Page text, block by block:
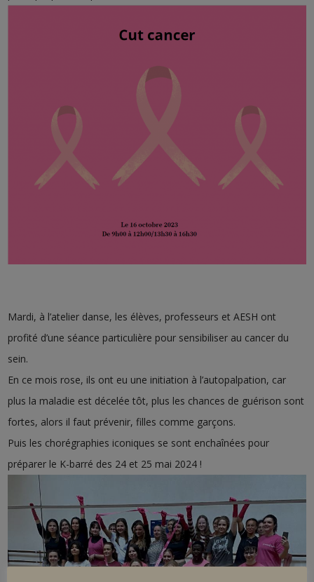
Mardi, à l’atelier danse, les élèves, professeurs et AESH ont
profité d’une séance particulière pour sensibiliser au cancer du
sein.
En ce mois rose, ils ont eu une initiation à l’autopalpation, car
plus la maladie est décelée tôt, plus les chances de guérison sont
fortes, alors il faut prévenir, filles comme garçons.
Puis les chorégraphies iconiques se sont enchaînées pour
préparer le K-barré des 24 et 25 mai 2024 !